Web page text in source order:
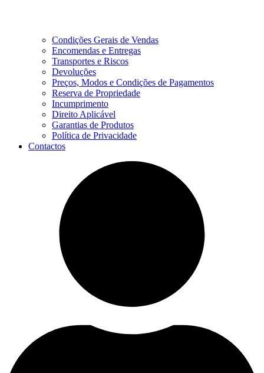
Condições Gerais de Vendas
Encomendas e Entregas
Transportes e Riscos
Devoluções
Preços, Modos e Condições de Pagamentos
Reserva de Propriedade
Incumprimento
Direito Aplicável
Garantias de Produtos
Política de Privacidade
Contactos